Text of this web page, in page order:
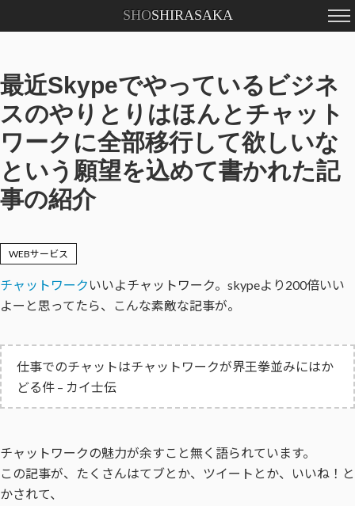
SHOSHIRASAKA
最近Skypeでやっているビジネ
スのやりとりはほんとチャット
ワークに全部移行して欲しいな
という願望を込めて書かれた記
事の紹介
WEBサービス
チャットワーク いいよチャットワーク。skypeより200倍いい
よーと思ってたら、こんな素敵な記事が。
仕事でのチャットはチャットワークが界王拳並みにはか
どる件 – カイ士伝
チャットワークの魅力が余すこと無く語られています。
この記事が、たくさんはてブとか、ツイートとか、いいね！と
かされて、